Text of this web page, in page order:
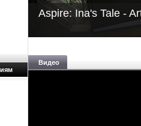
Aspire: Ina's Tale -
Видео